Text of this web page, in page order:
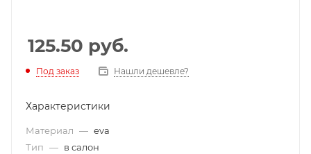
125.50 руб.
Под заказ Нашли дешевле?
Характеристики
Материал — eva
Тип — в салон